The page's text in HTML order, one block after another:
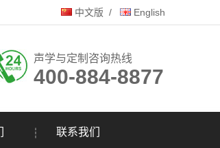
中文版 / English
声学与定制咨询热线
400-884-8877
联系我们